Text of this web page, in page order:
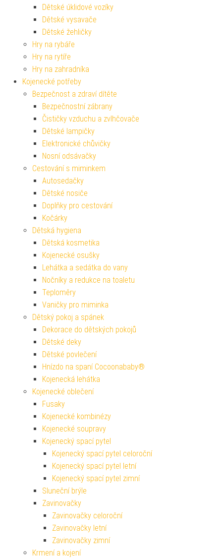
Dětské úklidové vozíky
Dětské vysavače
Dětské žehličky
Hry na rybáře
Hry na rytíře
Hry na zahradníka
Kojenecké potřeby
Bezpečnost a zdraví dítěte
Bezpečnostní zábrany
Čističky vzduchu a zvlhčovače
Dětské lampičky
Elektronické chůvičky
Nosní odsávačky
Cestování s miminkem
Autosedačky
Dětské nosiče
Doplňky pro cestování
Kočárky
Dětská hygiena
Dětská kosmetika
Kojenecké osušky
Lehátka a sedátka do vany
Nočníky a redukce na toaletu
Teploměry
Vaničky pro miminka
Dětský pokoj a spánek
Dekorace do dětských pokojů
Dětské deky
Dětské povlečení
Hnízdo na spaní Cocoonababy®
Kojenecká lehátka
Kojenecké oblečení
Fusaky
Kojenecké kombinézy
Kojenecké soupravy
Kojenecký spací pytel
Kojenecký spací pytel celoroční
Kojenecký spací pytel letní
Kojenecký spací pytel zimní
Sluneční brýle
Zavinovačky
Zavinovačky celoroční
Zavinovačky letní
Zavinovačky zimní
Krmení a kojení